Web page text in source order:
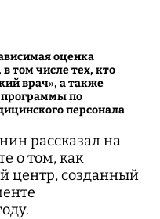
оценка
том числе тех, кто
врач», а также
программы по
персонала
рассказал на
о том, как
центр, созданный